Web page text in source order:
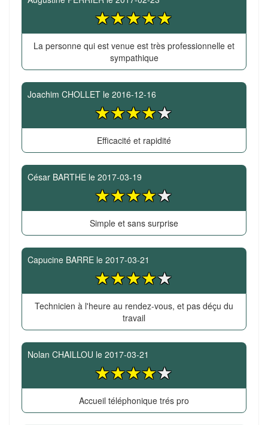
La personne qui est venue est très professionnelle et
sympathique
Joachim CHOLLET le 2016-12-16
Efficacité et rapidité
César BARTHE le 2017-03-19
Simple et sans surprise
Capucine BARRE le 2017-03-21
Technicien à l'heure au rendez-vous, et pas déçu du
travail
Nolan CHAILLOU le 2017-03-21
Accueil téléphonique trés pro